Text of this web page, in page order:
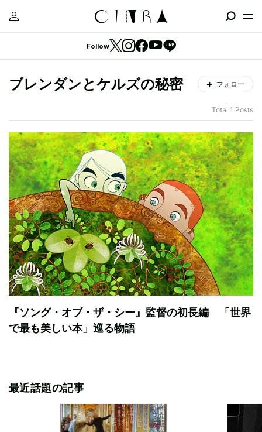
Follow
ブレンダンとケルズの秘密 フォロー
Total 1 Posts
『ソング・オブ・ザ・シー』監督の初長編 「世界
で最も美しい本」巡る物語
最近話題の記事